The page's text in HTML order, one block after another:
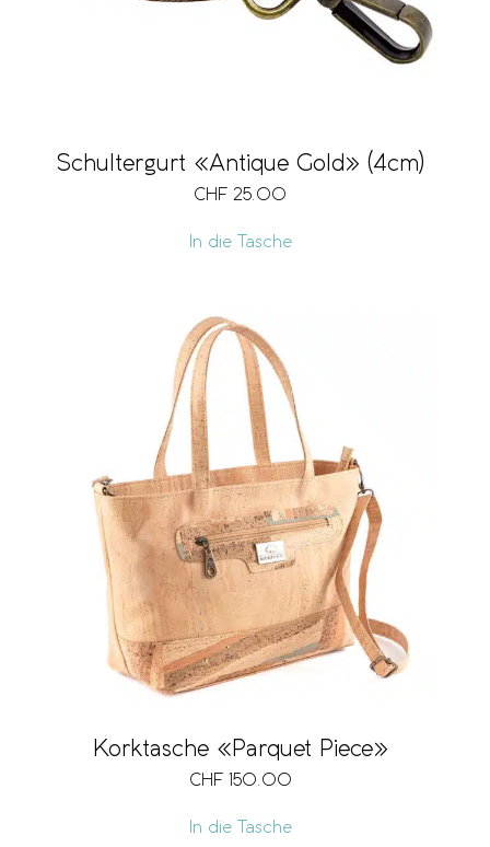
Schultergurt «Antique Gold» (4cm)
CHF 25.00
In die Tasche
Korktasche «Parquet Piece»
CHF 150.00
In die Tasche